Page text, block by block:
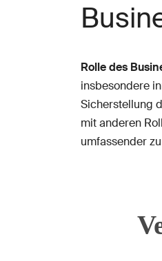
Rolle des
insbesondere
Sicherstellung
mit anderen
umfassender